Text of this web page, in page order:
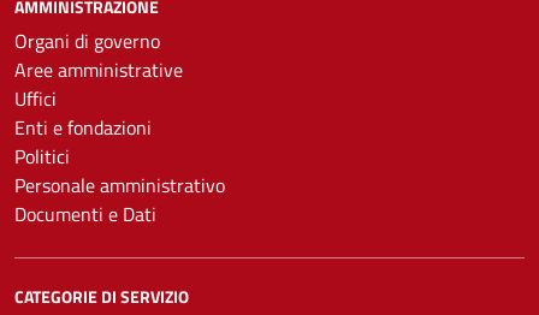
AMMINISTRAZIONE
Organi di governo
Aree amministrative
Uffici
Enti e fondazioni
Politici
Personale amministrativo
Documenti e Dati
CATEGORIE DI SERVIZIO